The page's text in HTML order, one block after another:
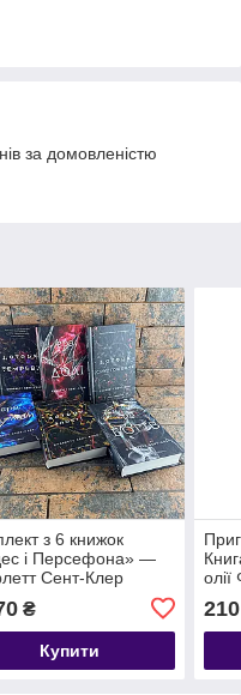
за домовленістю
з 6 книжок
і Персефона» —
Сент-Клер
₴
Купити
210